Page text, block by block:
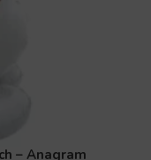
– Anagram